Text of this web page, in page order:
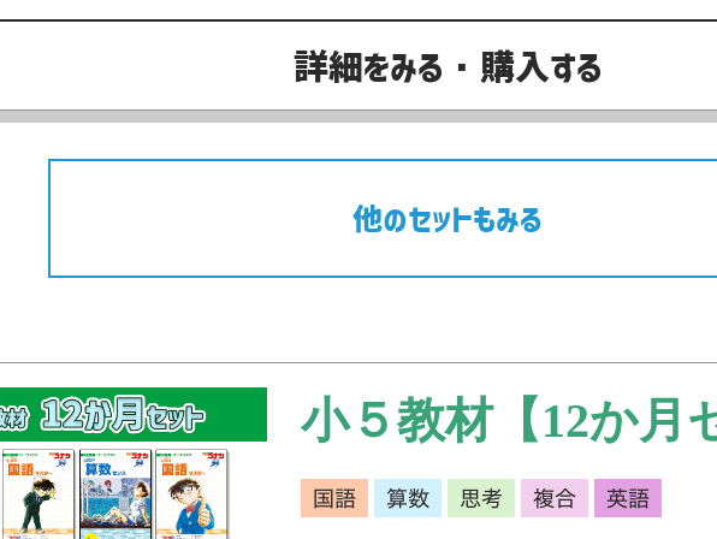
詳細をみる・購入する
他のセットもみる
小５教材【12か月
国語 算数 思考 複合 英語